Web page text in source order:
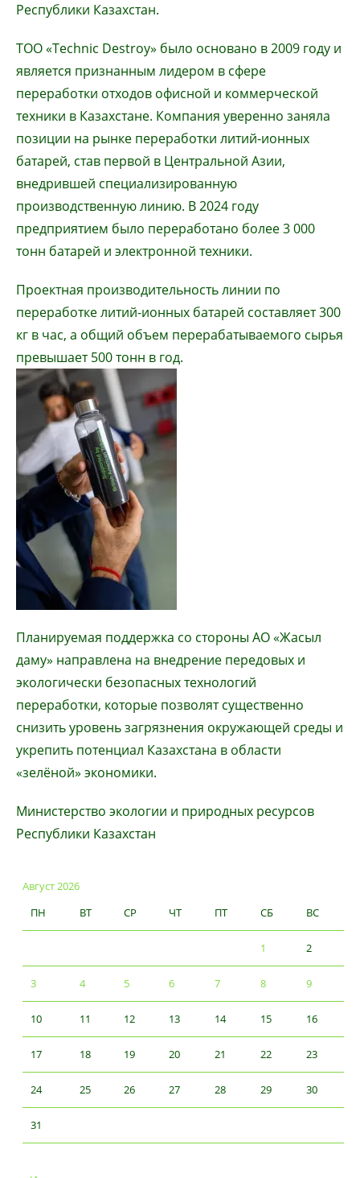
Республики Казахстан.
ТОО «Technic Destroy» было основано в 2009 году и
является признанным лидером в сфере
переработки отходов офисной и коммерческой
техники в Казахстане. Компания уверенно заняла
позиции на рынке переработки литий-ионных
батарей, став первой в Центральной Азии,
внедрившей специализированную
производственную линию. В 2024 году
предприятием было переработано более 3 000
тонн батарей и электронной техники.
Проектная производительность линии по
переработке литий-ионных батарей составляет 300
кг в час, а общий объем перерабатываемого сырья
превышает 500 тонн в год.
Планируемая поддержка со стороны АО «Жасыл
даму» направлена на внедрение передовых и
экологически безопасных технологий
переработки, которые позволят существенно
снизить уровень загрязнения окружающей среды и
укрепить потенциал Казахстана в области
«зелёной» экономики.
Министерство экологии и природных ресурсов
Республики Казахстан
Август 2026
ПН
ВТ СР ЧТ ПТ СБ ВС
1 2
3 4 5 6 7 8 9
10 11 12 13 14 15 16
17 18 19 20 21 22 23
24 25 26 27 28 29 30
31